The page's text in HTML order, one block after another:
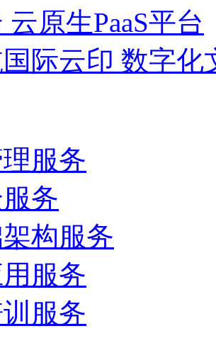
云原生PaaS平台
际云印 数字化
服务
务
构服务
服务
服务